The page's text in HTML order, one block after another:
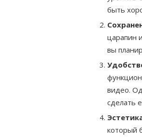
быть
царапин
вы
видео.
сделать
который